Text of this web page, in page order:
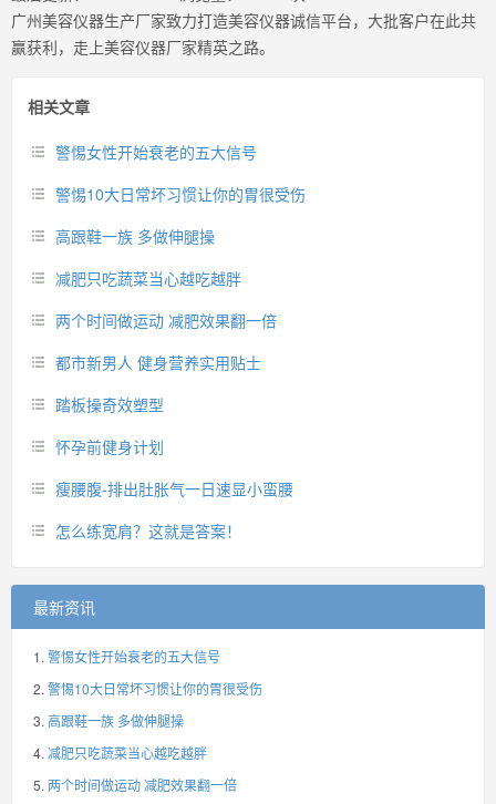
广州美容仪器生产厂家致力打造美容仪器诚信平台，大批客户在此共
赢获利，走上美容仪器厂家精英之路。
相关文章
警惕女性开始衰老的五大信号
警惕10大日常坏习惯让你的胃很受伤
高跟鞋一族 多做伸腿操
减肥只吃蔬菜当心越吃越胖
两个时间做运动 减肥效果翻一倍
都市新男人 健身营养实用贴士
踏板操奇效塑型
怀孕前健身计划
瘦腰腹-排出肚胀气一日速显小蛮腰
怎么练宽肩？这就是答案！
最新资讯
警惕女性开始衰老的五大信号
警惕10大日常坏习惯让你的胃很受伤
高跟鞋一族 多做伸腿操
减肥只吃蔬菜当心越吃越胖
两个时间做运动 减肥效果翻一倍